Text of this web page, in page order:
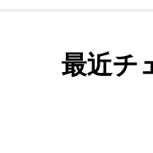
最近チ